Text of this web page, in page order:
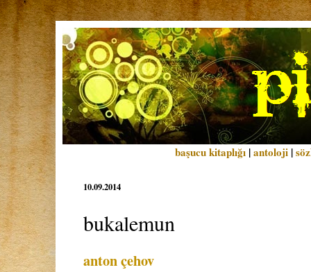
başucu kitaplığı |antoloji |
10.09.2014
bukalemun
anton çehov